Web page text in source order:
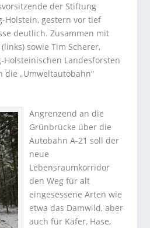
der Stiftung
Holstein, gestern vor tief
deutlich. Zusammen mit
sowie Tim Scherer,
Holsteinischen Landesforsten
die „Umweltautobahn“
Angrenzend an die
Grünbrücke über die
Autobahn A-21 soll der
neue
Lebensraumkorridor
den Weg für alt
eingesessene Arten wie
etwa das Damwild, aber
auch für Käfer, Hase,